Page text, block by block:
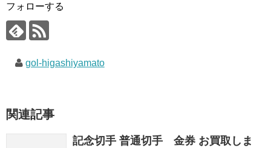
フォローする
gol-higashiyamato
関連記事
記念切手 普通切手 金券 お買取しま